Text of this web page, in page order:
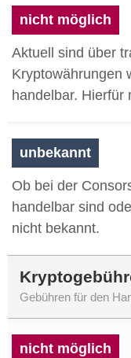
nicht möglich
Aktuell sind über
Kryptowährungen
handelbar. Hierfür
unbekannt
Ob bei der
handelbar sind
nicht bekannt.
Gebühren für den
nicht möglich